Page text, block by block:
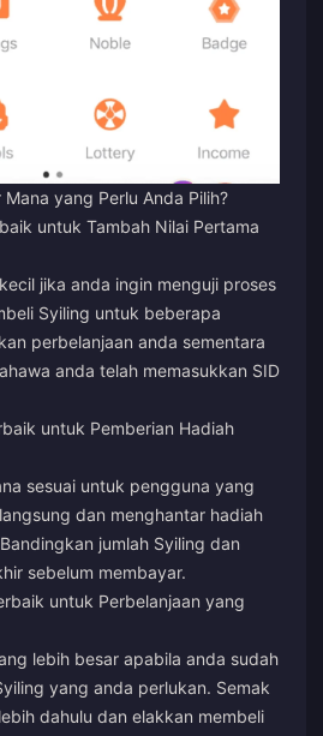
yang Perlu Anda Pilih?
untuk Tambah Nilai Pertama
jika anda ingin menguji proses
Syiling untuk beberapa
perbelanjaan anda sementara
anda telah memasukkan SID
untuk Pemberian Hadiah
sesuai untuk pengguna yang
dan menghantar hadiah
jumlah Syiling dan
sebelum membayar.
untuk Perbelanjaan yang
lebih besar apabila anda sudah
yang anda perlukan. Semak
dahulu dan elakkan membeli